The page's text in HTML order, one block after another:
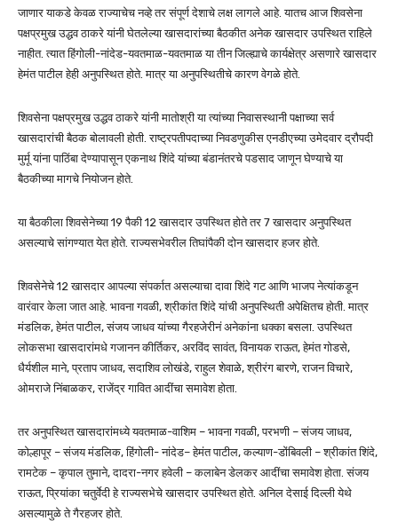
जाणार याकडे केवळ राज्याचेच नव्हे तर संपूर्ण देशाचे लक्ष लागले आहे. यातच आज शिवसेना
पक्षप्रमुख उद्धव ठाकरे यांनी घेतलेल्या खासदारांच्या बैठकीत अनेक खासदार उपस्थित राहिले
नाहीत. त्यात हिंगोली-नांदेड-यवतमाळ-यवतमाळ या तीन जिल्ह्याचे कार्यक्षेत्र असणारे खासदार
हेमंत पाटील हेही अनुपस्थित होते. मात्र या अनुपस्थितीचे कारण वेगळे होते.
शिवसेना पक्षप्रमुख उद्धव ठाकरे यांनी मातोश्री या त्यांच्या निवासस्थानी पक्षाच्या सर्व
खासदारांची बैठक बोलावली होती. राष्ट्रपतीपदाच्या निवडणुकीस एनडीएच्या उमेदवार द्रौपदी
मुर्मू यांना पाठिंबा देण्यापासून एकनाथ शिंदे यांच्या बंडानंतरचे पडसाद जाणून घेण्याचे या
बैठकीच्या मागचे नियोजन होते.
या बैठकीला शिवसेनेच्या 19 पैकी 12 खासदार उपस्थित होते तर 7 खासदार अनुपस्थित
असल्याचे सांगण्यात येत होते. राज्यसभेवरील तिघांपैकी दोन खासदार हजर होते.
शिवसेनेचे 12 खासदार आपल्या संपर्कात असल्याचा दावा शिंदे गट आणि भाजप नेत्यांकडून
वारंवार केला जात आहे. भावना गवळी, श्रीकांत शिंदे यांची अनुपस्थिती अपेक्षितच होती. मात्र
मंडलिक, हेमंत पाटील, संजय जाधव यांच्या गैरहजेरीनं अनेकांना धक्का बसला. उपस्थित
लोकसभा खासदारांमधे गजानन कीर्तिकर, अरविंद सावंत, विनायक राऊत, हेमंत गोडसे,
धैर्यशील माने, प्रताप जाधव, सदाशिव लोखंडे, राहुल शेवाळे, श्रीरंग बारणे, राजन विचारे,
ओमराजे निंबाळकर, राजेंद्र गावित आदींचा समावेश होता.
तर अनुपस्थित खासदारांमध्ये यवतमाळ-वाशिम – भावना गवळी, परभणी – संजय जाधव,
कोल्हापूर – संजय मंडलिक, हिंगोली- नांदेड– हेमंत पाटील, कल्याण-डोंबिवली – श्रीकांत शिंदे,
रामटेक – कृपाल तुमाने, दादरा-नगर हवेली – कलाबेन डेलकर आदींचा समावेश होता. संजय
राऊत, प्रियांका चतुर्वेदी हे राज्यसभेचे खासदार उपस्थित होते. अनिल देसाई दिल्ली येथे
असल्यामुळे ते गैरहजर होते.